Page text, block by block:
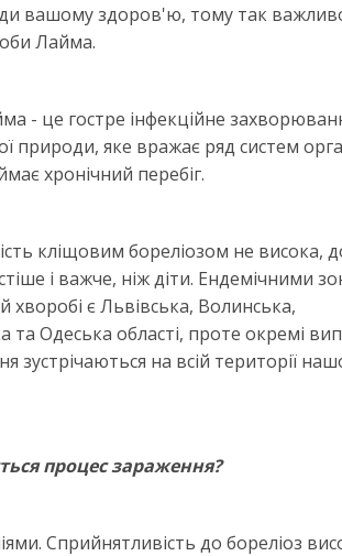
вашому здоров'ю, тому так
Лайма.
- це гостре інфекційне
природи, яке вражає ряд систем
хронічний перебіг.
кліщовим бореліозом не висока,
і важче, ніж діти. Ендемічними
хворобі є Львівська, Волинська,
та Одеська області, проте окремі
зустрічаються на всій території
процес зараження?
Сприйнятливість до бореліоз